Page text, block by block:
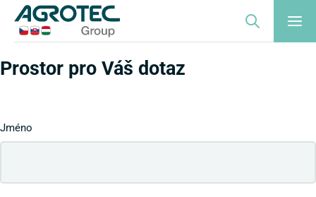
Prostor pro Váš dotaz
Jméno